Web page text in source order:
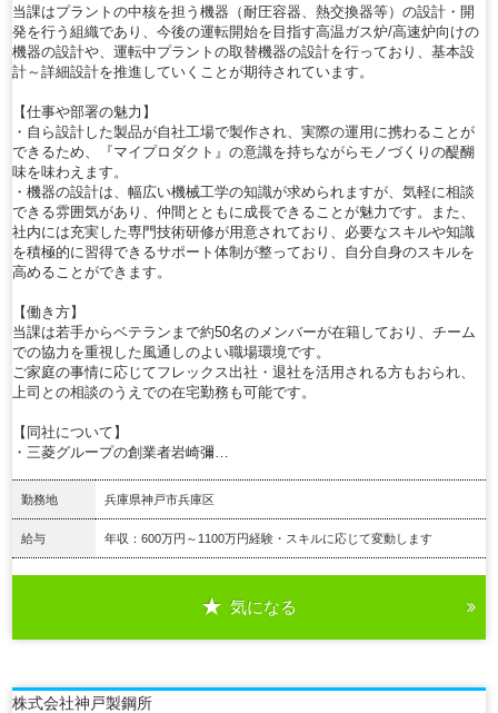
当課はプラントの中核を担う機器（耐圧容器、熱交換器等）の設計・開
発を行う組織であり、今後の運転開始を目指す高温ガス炉/高速炉向けの
機器の設計や、運転中プラントの取替機器の設計を行っており、基本設
計～詳細設計を推進していくことが期待されています。
【仕事や部署の魅力】
・自ら設計した製品が自社工場で製作され、実際の運用に携わることが
できるため、『マイプロダクト』の意識を持ちながらモノづくりの醍醐
味を味わえます。
・機器の設計は、幅広い機械工学の知識が求められますが、気軽に相談
できる雰囲気があり、仲間とともに成長できることが魅力です。また、
社内には充実した専門技術研修が用意されており、必要なスキルや知識
を積極的に習得できるサポート体制が整っており、自分自身のスキルを
高めることができます。
【働き方】
当課は若手からベテランまで約50名のメンバーが在籍しており、チーム
での協力を重視した風通しのよい職場環境です。
ご家庭の事情に応じてフレックス出社・退社を活用される方もおられ、
上司との相談のうえでの在宅勤務も可能です。
【同社について】
・三菱グループの創業者岩崎彌…
勤務地 兵庫県神戸市兵庫区
給与 年収：600万円～1100万円経験・スキルに応じて変動します
気になる
株式会社神戸製鋼所